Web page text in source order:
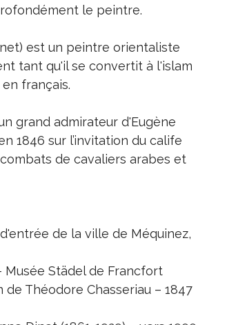
le peintre.
est un peintre orientaliste
tant qu'il se convertit à l'islam
français.
grand admirateur d'Eugène
1846 sur l’invitation du calife
de cavaliers arabes et
de la ville de Méquinez,
Musée Städel de Francfort
Théodore Chasseriau – 1847